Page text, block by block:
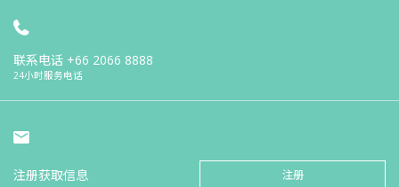
联系电话 +66 2066 8888
24小时服务电话
注册获取信息 注册